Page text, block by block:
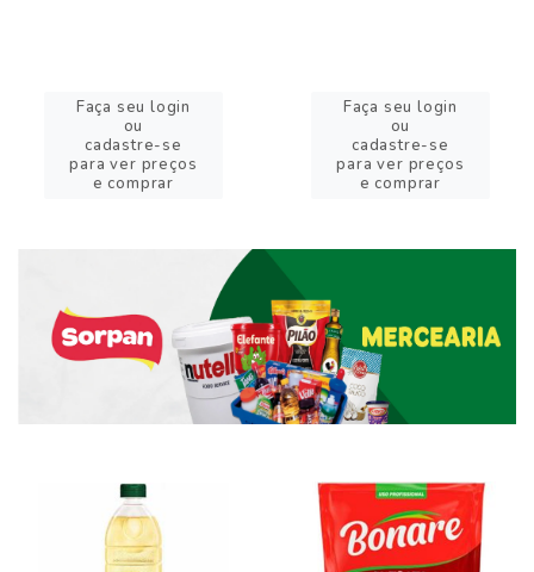
Faça seu login
ou
cadastre-se
para ver preços
e comprar
Faça seu login
ou
cadastre-se
para ver preços
e comprar